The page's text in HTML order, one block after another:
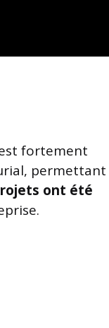
fortement
permettant
ont été